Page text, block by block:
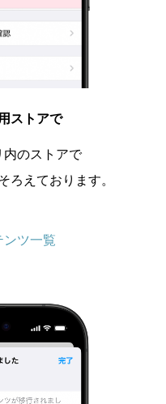
ストアで
のストアで
ろえております。
ンツ一覧